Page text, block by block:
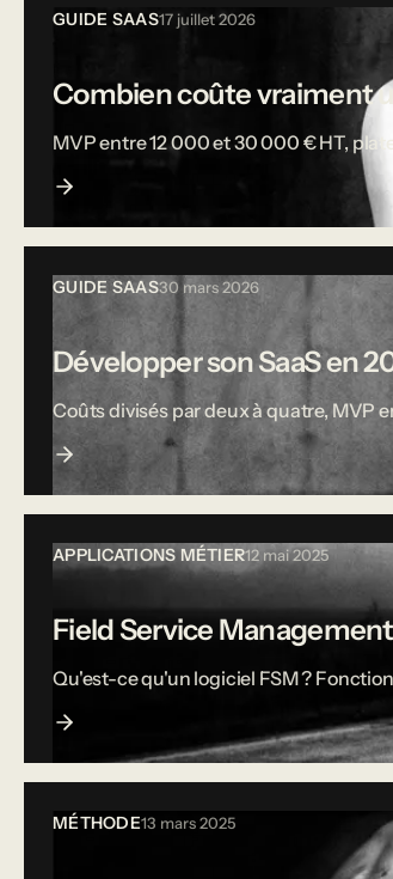
GUIDE SAAS17 juillet 2026
Combien coûte vraiment
MVP entre 12 000 et 30 000 € HT,
GUIDE SAAS30 mars 2026
Développer son SaaS en
Coûts divisés par deux à quatre, MVP
APPLICATIONS MÉTIER12 mai 2025
Field Service
Qu'est-ce qu'un logiciel FSM ?
MÉTHODE13 mars 2025